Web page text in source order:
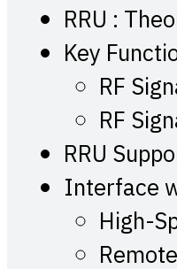
RRU :
Key
RF
RF
RRU
Interface
High-